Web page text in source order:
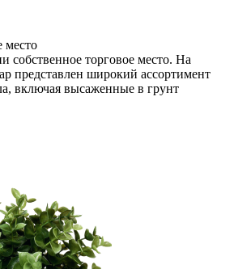
место
собственное торговое место. На
представлен широкий ассортимент
включая высаженные в грунт